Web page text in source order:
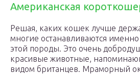
Американская
Решая, каких кошек лучше
многие останавливаются именно
этой породы. Это очень
красивые животные,
видом британцев. Мраморный